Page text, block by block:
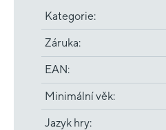
Kategorie:
Záruka:
EAN:
Minimální věk:
Jazyk hry: